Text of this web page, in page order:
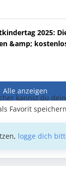
2025:
&amp;
Alle anzeigen
kannst du
Favorit
logge dich